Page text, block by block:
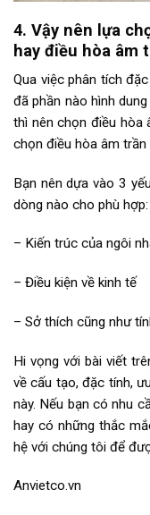
4. Vậy nên lựa
hay điều hòa âm
Qua việc phân tích
đã phần nào hình
thì nên chọn điều hòa
chọn điều hòa âm
Bạn nên dựa vào 3
dòng nào cho phù hợp:
– Kiến trúc của ngôi
– Điều kiện về kinh tế
– Sở thích cũng như
Hi vọng với bài viết
về cấu tạo, đặc tính,
này. Nếu bạn có nhu
hay có những thắc
hệ với chúng tôi để
Anvietco.vn